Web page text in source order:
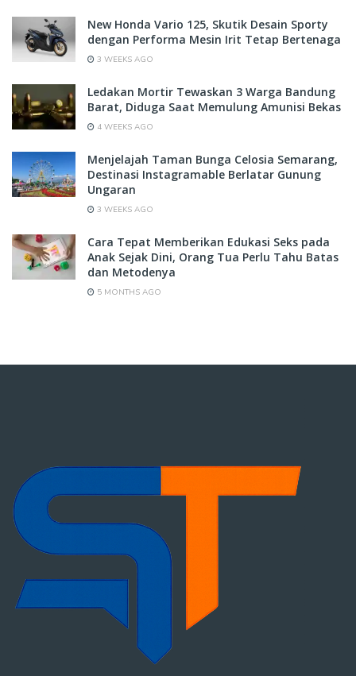
New Honda Vario 125, Skutik Desain Sporty
dengan Performa Mesin Irit Tetap Bertenaga
3 WEEKS AGO
Ledakan Mortir Tewaskan 3 Warga Bandung
Barat, Diduga Saat Memulung Amunisi Bekas
4 WEEKS AGO
Menjelajah Taman Bunga Celosia Semarang,
Destinasi Instagramable Berlatar Gunung
Ungaran
3 WEEKS AGO
Cara Tepat Memberikan Edukasi Seks pada
Anak Sejak Dini, Orang Tua Perlu Tahu Batas
dan Metodenya
5 MONTHS AGO